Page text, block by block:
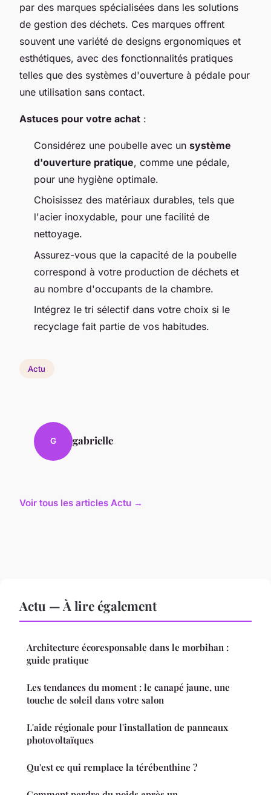
par des marques spécialisées dans les solutions
de gestion des déchets. Ces marques offrent
souvent une variété de designs ergonomiques et
esthétiques, avec des fonctionnalités pratiques
telles que des systèmes d'ouverture à pédale pour
une utilisation sans contact.
Astuces pour votre achat :
Considérez une poubelle avec un système
d'ouverture pratique, comme une pédale,
pour une hygiène optimale.
Choisissez des matériaux durables, tels que
l'acier inoxydable, pour une facilité de
nettoyage.
Assurez-vous que la capacité de la poubelle
correspond à votre production de déchets et
au nombre d'occupants de la chambre.
Intégrez le tri sélectif dans votre choix si le
recyclage fait partie de vos habitudes.
Actu
G gabrielle
Voir tous les articles Actu →
Actu — À lire également
Architecture écoresponsable dans le morbihan :
guide pratique
Les tendances du moment : le canapé jaune, une
touche de soleil dans votre salon
L'aide régionale pour l'installation de panneaux
photovoltaïques
Qu'est ce qui remplace la térébenthine ?